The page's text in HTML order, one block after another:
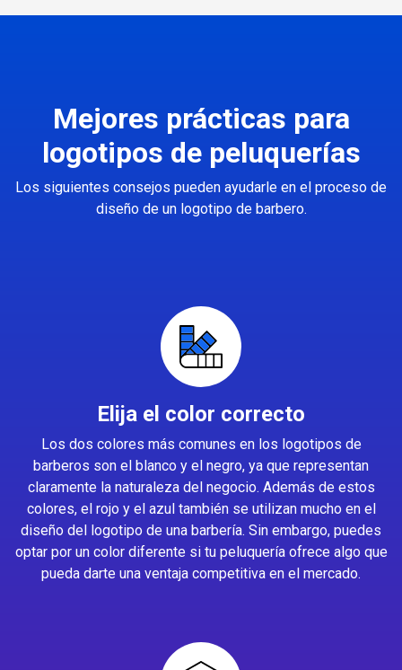
Mejores prácticas para
logotipos de peluquerías
Los siguientes consejos pueden ayudarle en el proceso de
diseño de un logotipo de barbero.
Elija el color correcto
Los dos colores más comunes en los logotipos de
barberos son el blanco y el negro, ya que representan
claramente la naturaleza del negocio. Además de estos
colores, el rojo y el azul también se utilizan mucho en el
diseño del logotipo de una barbería. Sin embargo, puedes
optar por un color diferente si tu peluquería ofrece algo que
pueda darte una ventaja competitiva en el mercado.